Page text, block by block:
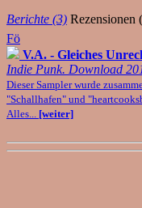
Berichte (3) Rezensionen
Fö
V.A. - Gleiches
Indie Punk. Download
Dieser Sampler wurde
"Schallhafen" und
Alles... [weiter]